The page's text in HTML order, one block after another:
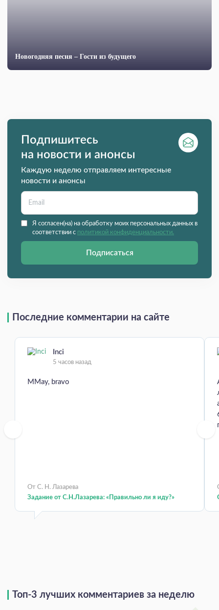
Новогодняя песня – Гости из будущего
Подпишитесь
на новости и анонсы
Каждую неделю отправляем интересные
новости и анонсы
Я согласен(на) на обработку моих персональных данных в
соответствии с политикой конфиденциальности.
Подписаться
Последние комментарии на сайте
Inci
5 часов назад
MMay, bravo
От С. Н. Лазарева
Задание от С.Н.Лазарева: «Правильно ли я иду?»
Топ-3 лучших комментариев за неделю